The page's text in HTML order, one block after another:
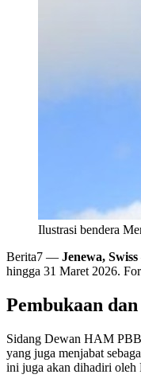
Ilustrasi bendera
Berita7 — Jenewa, Swiss
hingga 31 Maret 2026.
Pembukaan
Sidang Dewan HAM
yang juga menjabat
ini juga akan dihadiri oleh